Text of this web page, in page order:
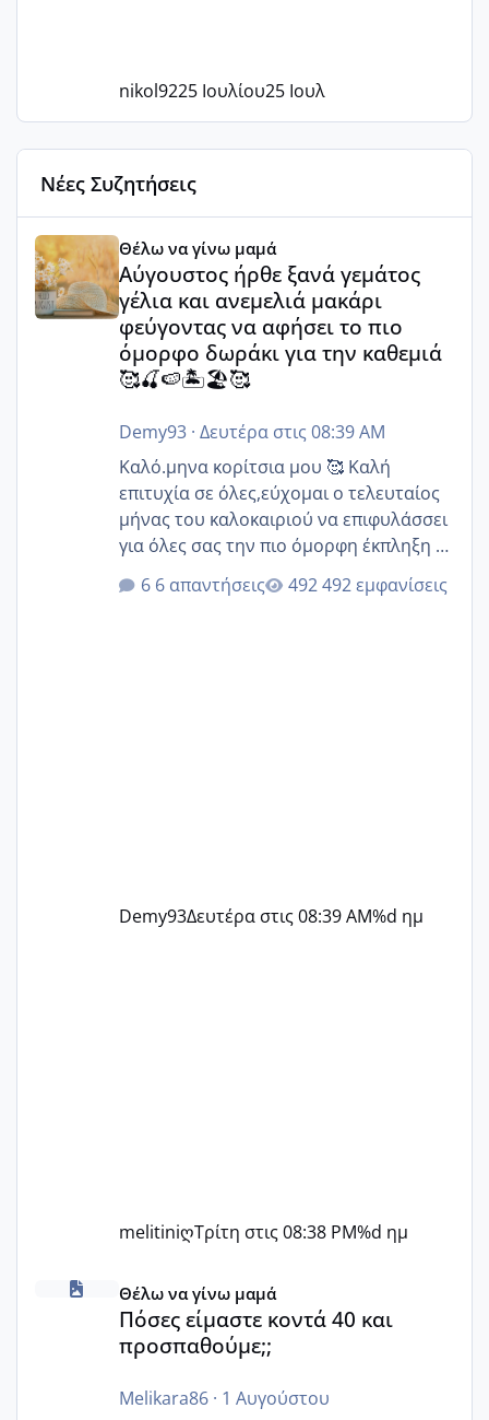
nikol9225 Ιουλίου25 Ιουλ
Νέες Συζητήσεις
Αύγουστος ήρθε ξανά γεμάτος γέλια και ανεμελιά
Θέλω να γίνω μαμά
Αύγουστος ήρθε ξανά γεμάτος
γέλια και ανεμελιά μακάρι
φεύγοντας να αφήσει το πιο
όμορφο δωράκι για την καθεμιά
🥰🍒🍉🏝️🏖️🥰
Demy93· Δευτέρα στις 08:39 AM
Καλό.μηνα κορίτσια μου 🥰 Καλή
επιτυχία σε όλες,εύχομαι ο τελευταίος
μήνας του καλοκαιριού να επιφυλάσσει
για όλες σας την πιο όμορφη έκπληξη 🧿
@Elk @Melikara86 @Παρασκευαιδου
@Zenia z @melitiniღ @Christi.D.
6 απαντήσεις 492 εμφανίσεις
Demy93Δευτέρα στις 08:39 AM%d ημ
melitiniღΤρίτη στις 08:38 PM%d ημ
Πόσες είμαστε κοντά 40 και προσπαθούμε;;
Θέλω να γίνω μαμά
Πόσες είμαστε κοντά 40 και
προσπαθούμε;;
Melikara86· 1 Αυγούστου